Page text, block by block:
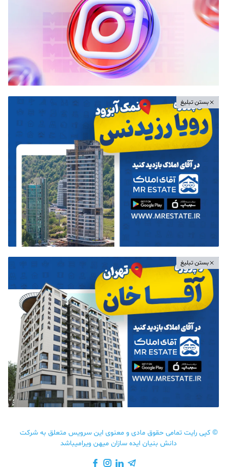
بستن تبلیغ
بستن تبلیغ
© کپی رایت تمامی حقوق مادی و معنوی این سرویس متعلق به شرکت
دانش بنیان ایده سازان میهن ویرامیباشد